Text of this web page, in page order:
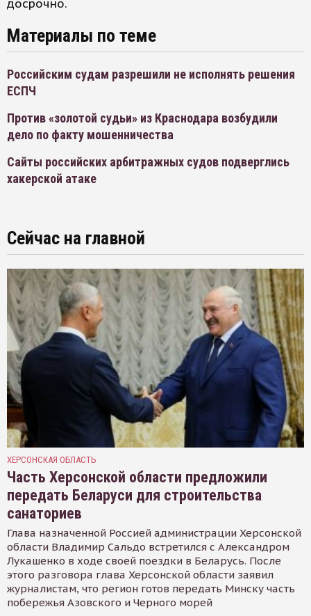
досрочно.
Материалы по теме
Российским судам разрешили не исполнять решения
ЕСПЧ
Против «золотой судьи» из Краснодара возбудили
дело по факту мошенничества
Сайты российских арбитражных судов подверглись
хакерской атаке
Сейчас на главной
ХЕРСОНСКАЯ ОБЛАСТЬ
Часть Херсонской области предложили
передать Беларуси для строительства
санаториев
Глава назначенной Россией администрации Херсонской
области Владимир Сальдо встретился с Александром
Лукашенко в ходе своей поездки в Беларусь. После
этого разговора глава Херсонской области заявил
журналистам, что регион готов передать Минску часть
побережья Азовского и Черного морей